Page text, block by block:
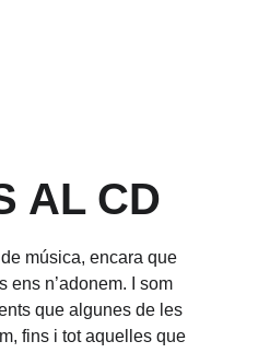
AL CD
música, encara que
ens n’adonem. I som
que algunes de les
fins i tot aquelles que